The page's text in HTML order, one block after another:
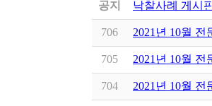
공지 낙찰사례 게시
706 2021년 10월
705 2021년 10월
704 2021년 10월